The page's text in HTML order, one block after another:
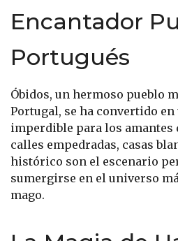
Encantador
Portugués
Óbidos, un hermoso pueblo
Portugal, se ha convertido
imperdible para los amantes
calles empedradas, casas
histórico son el escenario
sumergirse en el universo
mago.